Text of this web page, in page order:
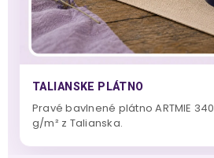
TALIANSKE PLÁTNO
Pravé bavlnené plátno ARTMIE 340
g/m² z Talianska.